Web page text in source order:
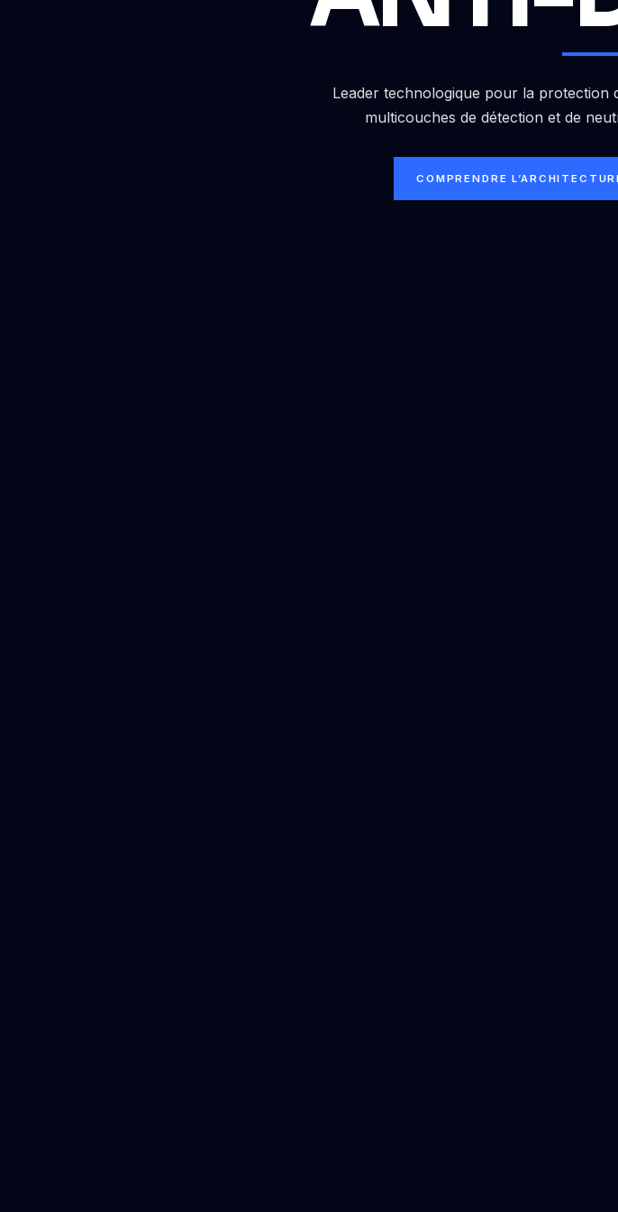
Leader technologique pour la protection
multicouches de détection et de
COMPRENDRE